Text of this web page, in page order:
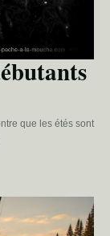
que les étés sont